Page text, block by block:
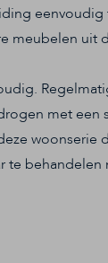
meubelen uit
met
woonserie
te behandelen